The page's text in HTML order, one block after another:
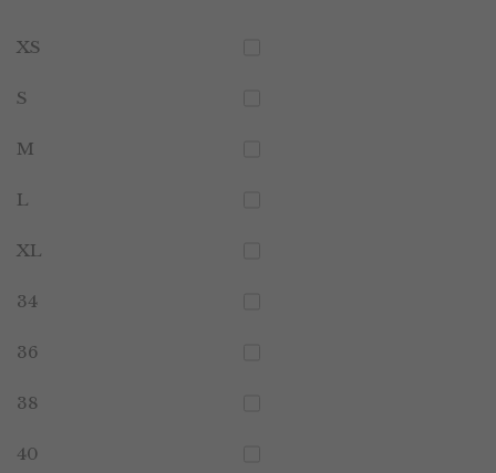
XS
S
M
L
XL
34
36
38
40